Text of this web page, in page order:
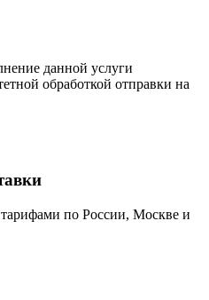
данной услуги
обработкой отправки на
по России, Москве и